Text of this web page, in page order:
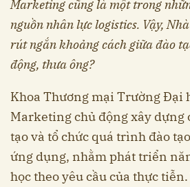
Marketing cũng là một trong
nguồn nhân lực logistics. Vậy,
rút ngắn khoảng cách giữa đào
động, thưa ông?
Khoa Thương mại Trường Đại
Marketing chủ động xây dựng
tạo và tổ chức quá trình đào
ứng dụng, nhằm phát triển
học theo yêu cầu của thực